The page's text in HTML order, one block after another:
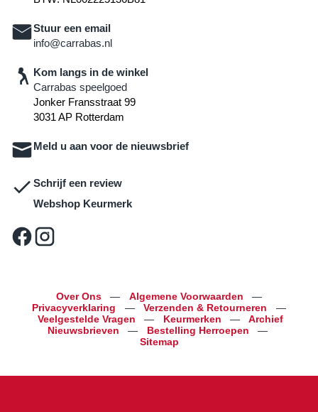
Stuur een email
info@carrabas.nl
Kom langs in de winkel
Carrabas speelgoed
Jonker Fransstraat 99
3031 AP Rotterdam
Meld u aan voor de nieuwsbrief
Schrijf een review
Webshop Keurmerk
Over Ons — Algemene Voorwaarden
—
Privacyverklaring
— Verzenden & Retourneren
—
Veelgestelde Vragen
— Keurmerken —
Archief
Nieuwsbrieven
— Bestelling Herroepen
—
Sitemap